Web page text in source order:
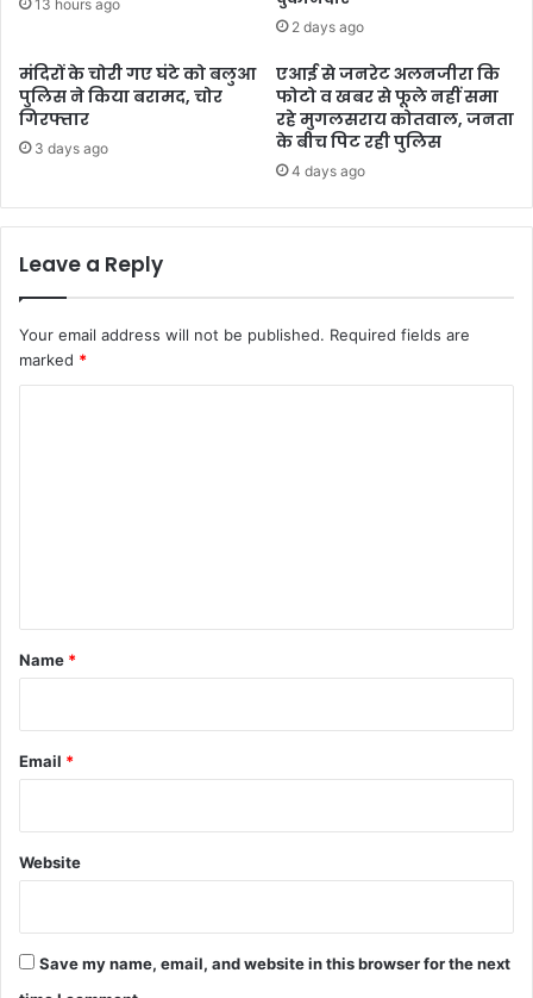
13 hours ago
2 days ago
मंदिरों के चोरी गए घंटे को बलुआ
पुलिस ने किया बरामद, चोर
गिरफ्तार
3 days ago
एआई से जनरेट अलनजीरा कि
फोटो व खबर से फूले नहीं समा
रहे मुगलसराय कोतवाल, जनता
के बीच पिट रही पुलिस
4 days ago
Leave a Reply
Your email address will not be published. Required fields are
marked *
*
Name *
Email *
Website
Save my name, email, and website in this browser for the next